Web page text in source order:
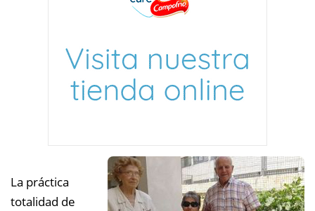
La práctica
totalidad de